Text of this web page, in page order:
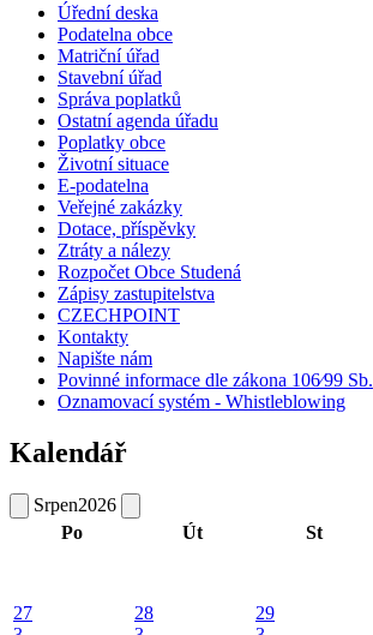
Úřední deska
Podatelna obce
Matriční úřad
Stavební úřad
Správa poplatků
Ostatní agenda úřadu
Poplatky obce
Životní situace
E-podatelna
Veřejné zakázky
Dotace, příspěvky
Ztráty a nálezy
Rozpočet Obce Studená
Zápisy zastupitelstva
CZECHPOINT
Kontakty
Napište nám
Povinné informace dle zákona 106⁄99 Sb.
Oznamovací systém - Whistleblowing
Kalendář
Srpen2026
Po
Út St
27
28
29